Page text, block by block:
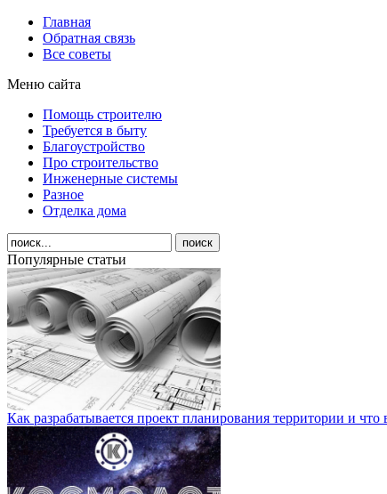
Главная
Обратная связь
Все советы
Меню сайта
Помощь строителю
Требуется в быту
Благоустройство
Про строительство
Инженерные системы
Разное
Отделка дома
Популярные статьи
Как разрабатывается проект планирования территории и что